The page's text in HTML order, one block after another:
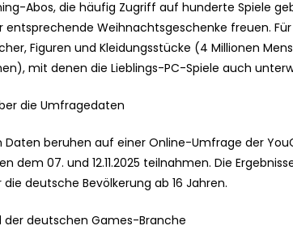
Abos, die häufig Zugriff auf hunderte Spiele
entsprechende Weihnachtsgeschenke freuen.
Figuren und Kleidungsstücke (4 Millionen
mit denen die Lieblings-PC-Spiele auch
die Umfragedaten
Daten beruhen auf einer Online-Umfrage der
dem 07. und 12.11.2025 teilnahmen. Die
deutsche Bevölkerung ab 16 Jahren.
der deutschen Games-Branche